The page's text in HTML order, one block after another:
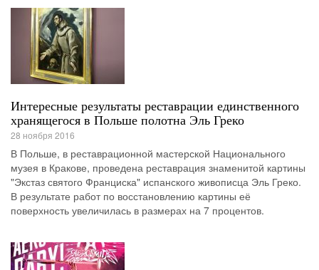
Интересные результаты реставрации единственного
хранящегося в Польше полотна Эль Греко
28 ноября 2016
В Польше, в реставрационной мастерской Национального
музея в Кракове, проведена реставрация знаменитой картины
"Экстаз святого Франциска" испанского живописца Эль Греко.
В результате работ по восстановлению картины её
поверхность увеличилась в размерах на 7 процентов.